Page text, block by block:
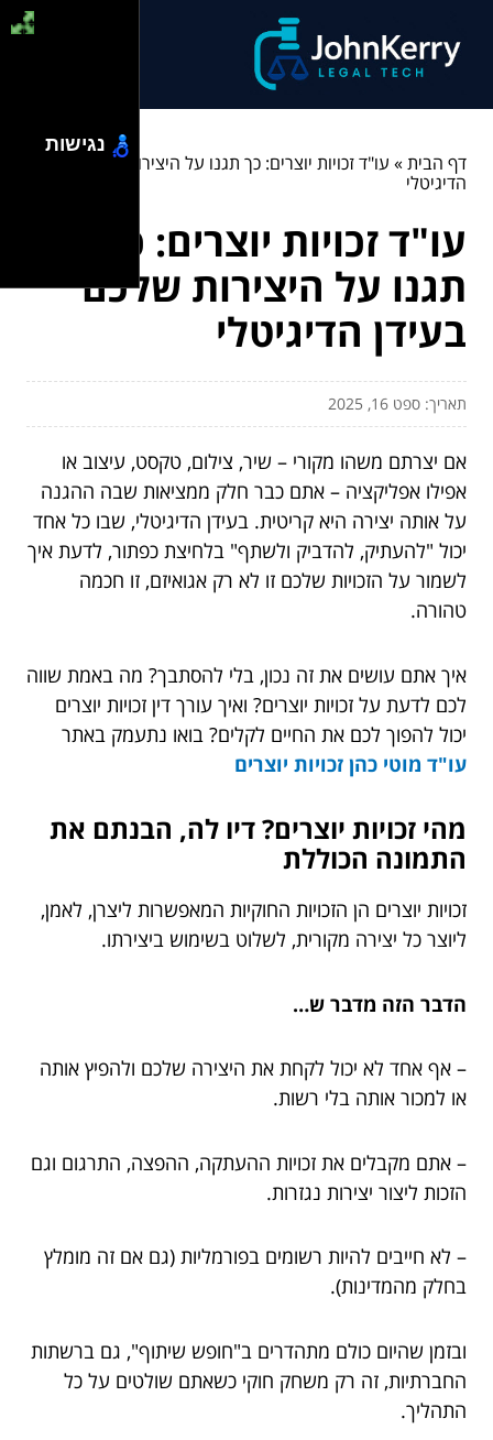
דף הבית» עו"ד זכויות יוצרים: כך תגנו על היצירות שלכם בעידן
הדיגיטלי
עו"ד זכויות יוצרים: כך
תגנו על היצירות שלכם
בעידן הדיגיטלי
תאריך: ספט 16, 2025
אם יצרתם משהו מקורי – שיר, צילום, טקסט, עיצוב או
אפילו אפליקציה – אתם כבר חלק ממציאות שבה ההגנה
על אותה יצירה היא קריטית. בעידן הדיגיטלי, שבו כל אחד
יכול "להעתיק, להדביק ולשתף" בלחיצת כפתור, לדעת איך
לשמור על הזכויות שלכם זו לא רק אגואיזם, זו חכמה
טהורה.
איך אתם עושים את זה נכון, בלי להסתבך? מה באמת שווה
לכם לדעת על זכויות יוצרים? ואיך עורך דין זכויות יוצרים
יכול להפוך לכם את החיים לקלים? בואו נתעמק באתר
עו"ד מוטי כהן זכויות יוצרים
מהי זכויות יוצרים? דיו לה, הבנתם את
התמונה הכוללת
זכויות יוצרים הן הזכויות החוקיות המאפשרות ליצרן, לאמן,
ליוצר כל יצירה מקורית, לשלוט בשימוש ביצירתו.
הדבר הזה מדבר ש…
– אף אחד לא יכול לקחת את היצירה שלכם ולהפיץ אותה
או למכור אותה בלי רשות.
– אתם מקבלים את זכויות ההעתקה, ההפצה, התרגום וגם
הזכות ליצור יצירות נגזרות.
– לא חייבים להיות רשומים בפורמליות (גם אם זה מומלץ
בחלק מהמדינות).
ובזמן שהיום כולם מתהדרים ב"חופש שיתוף", גם ברשתות
החברתיות, זה רק משחק חוקי כשאתם שולטים על כל
התהליך.
נגישות